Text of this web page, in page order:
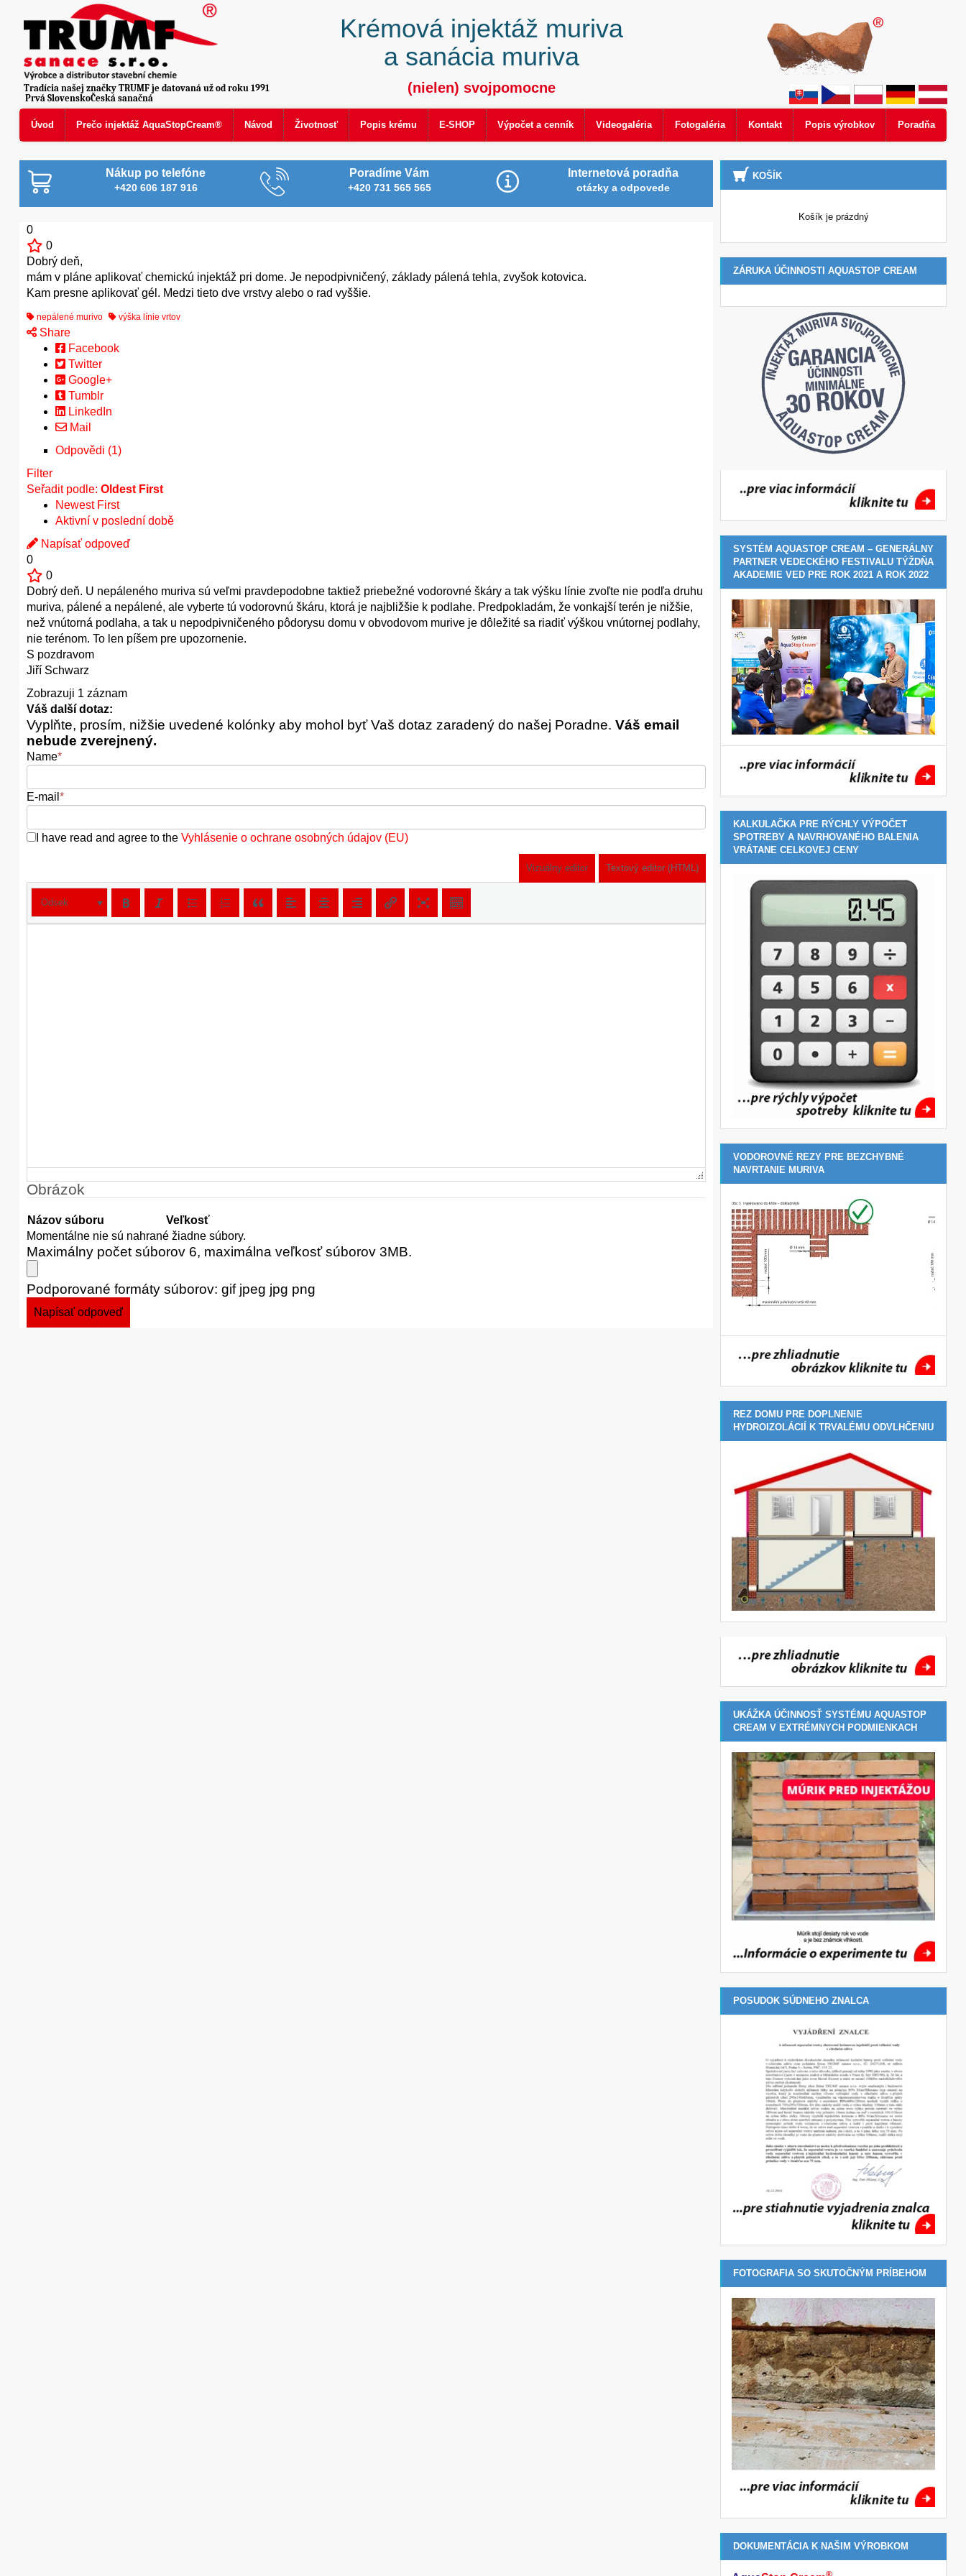
Úvod Prečo injektáž AquaStopCream® Návod Životnosť Popis krému E-SHOP Výpočet a cenník Videogaléria Fotogaléria Kontakt Popis výrobkov Poradňa
Prvá SlovenskoČeská sanačná
Krémová injektáž muriva
a sanácia muriva
(nielen) svojpomocne
Tradícia našej značky TRUMF je datovaná už od roku 1991
Nákup po telefóne
+420 606 187 916
Poradíme Vám
+420 731 565 565
Internetová poradňa
otázky a odpovede
0
0
Dobrý deň,
mám v pláne aplikovať chemickú injektáž pri dome. Je nepodpivničený, základy pálená tehla, zvyšok kotovica.
Kam presne aplikovať gél. Medzi tieto dve vrstvy alebo o rad vyššie.
nepálené murivo výška línie vrtov
Share
Facebook
Twitter
Google+
Tumblr
LinkedIn
Mail
Odpovědi (1)
Filter
Seřadit podle: Oldest First
Newest First
Aktivní v poslední době
Napísať odpoveď
0
0
Dobrý deň. U nepáleného muriva sú veľmi pravdepodobne taktiež priebežné vodorovné škáry a tak výšku línie zvoľte nie podľa druhu
muriva, pálené a nepálené, ale vyberte tú vodorovnú škáru, ktorá je najbližšie k podlahe. Predpokladám, že vonkajší terén je nižšie,
než vnútorná podlaha, a tak u nepodpivničeného pôdorysu domu v obvodovom murive je dôležité sa riadiť výškou vnútornej podlahy,
nie terénom. To len píšem pre upozornenie.
S pozdravom
Jiří Schwarz
Zobrazuji 1 záznam
Váš další dotaz:
Vyplňte, prosím, nižšie uvedené kolónky aby mohol byť Vaš dotaz zaradený do našej Poradne. Váš email
nebude zverejnený.
Name*
E-mail *
I have read and agree to the Vyhlásenie o ochrane osobných údajov (EU)
Vizuálny editor Textový editor (HTML)
Odsek
Obrázok
Názov súboru
Veľkosť
Momentálne nie sú nahrané žiadne súbory.
Maximálny počet súborov 6, maximálna veľkosť súborov 3MB.
Podporované formáty súborov: gif jpeg jpg png
KOŠÍK
Košík je prázdný
ZÁRUKA ÚČINNOSTI AQUASTOP CREAM
SYSTÉM AQUASTOP CREAM – GENERÁLNY
PARTNER VEDECKÉHO FESTIVALU TÝŽDŇA
AKADEMIE VED PRE ROK 2021 A ROK 2022
KALKULAČKA PRE RÝCHLY VÝPOČET
SPOTREBY A NAVRHOVANÉHO BALENIA
VRÁTANE CELKOVEJ CENY
VODOROVNÉ REZY PRE BEZCHYBNÉ
NAVRTANIE MURIVA
REZ DOMU PRE DOPLNENIE
HYDROIZOLÁCIÍ K TRVALÉMU ODVLHČENIU
UKÁŽKA ÚČINNOSŤ SYSTÉMU AQUASTOP
CREAM V EXTRÉMNYCH PODMIENKACH
POSUDOK SÚDNEHO ZNALCA
FOTOGRAFIA SO SKUTOČNÝM PRÍBEHOM
DOKUMENTÁCIA K NAŠIM VÝROBKOM